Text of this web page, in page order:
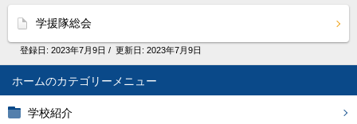
ホーム
学校紹介
学援隊総会
登録日: 2023年7月9日 / 更新日: 2023年7月9日